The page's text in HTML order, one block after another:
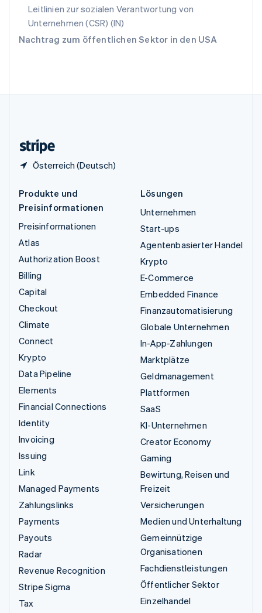
Leitlinien zur sozialen Verantwortung von
Unternehmen (CSR) (IN)
Nachtrag zum öffentlichen Sektor in den USA
Österreich (Deutsch)
Tschechische Republik
English
English
Produkte und
Preisinformationen
Preisinformationen
Atlas
Authorization Boost
Billing
Capital
Checkout
Climate
Connect
Krypto
Data Pipeline
Elements
Financial Connections
Identity
Invoicing
Issuing
Link
Managed Payments
Zahlungslinks
Payments
Payouts
Radar
Revenue Recognition
Stripe Sigma
Tax
Lösungen
Unternehmen
Start-ups
Agentenbasierter Handel
Krypto
E-Commerce
Embedded Finance
Finanzautomatisierung
Globale Unternehmen
In-App-Zahlungen
Marktplätze
Geldmanagement
Plattformen
SaaS
KI-Unternehmen
Creator Economy
Gaming
Bewirtung, Reisen und
Freizeit
Versicherungen
Medien und Unterhaltung
Gemeinnützige
Organisationen
Fachdienstleistungen
Öffentlicher Sektor
Einzelhandel